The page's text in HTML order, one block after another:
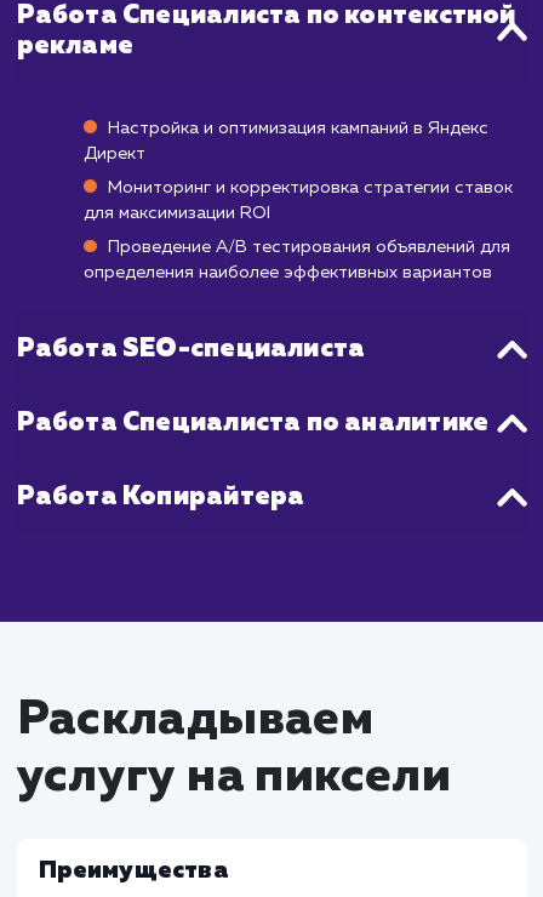
эффективных показателей РОИ
инвестиций) могут
Этот процесс включает
различных объявлений, ключевых
стратегий ставок и оптимизацию
основе полученных данных. По истечении
максимально соответствующую вашим
услуги настройки и
ведения Яндекс
Работа Специалиста по